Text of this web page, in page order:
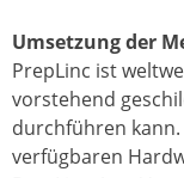
Umsetzung der
PrepLinc ist
vorstehend
durchführen
verfügbaren